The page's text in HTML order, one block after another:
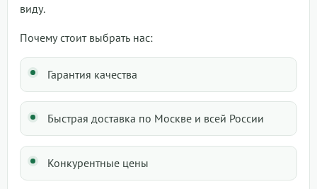
виду.
Почему стоит выбрать нас:
Гарантия качества
Быстрая доставка по Москве и всей России
Конкурентные цены